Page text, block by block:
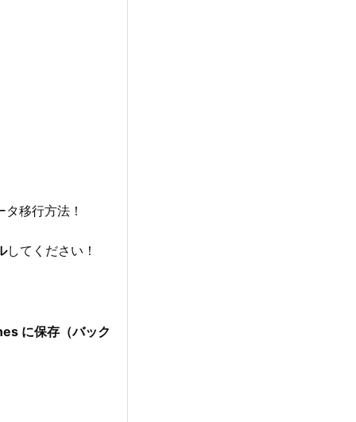
タ移行方法！
してください！
に保存（バック